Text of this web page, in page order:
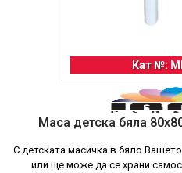
Кат №:
Маса детска бяла
С детската масичка в бяло
или ще може да се храни